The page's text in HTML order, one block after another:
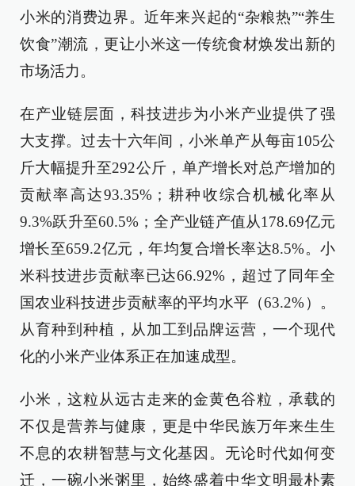
小米的消费边界。近年来兴起的“杂粮热”“养生
饮食”潮流，更让小米这一传统食材焕发出新的
市场活力。
在产业链层面，科技进步为小米产业提供了强
大支撑。过去十六年间，小米单产从每亩105公
斤大幅提升至292公斤，单产增长对总产增加的
贡献率高达93.35%；耕种收综合机械化率从
9.3%跃升至60.5%；全产业链产值从178.69亿元
增长至659.2亿元，年均复合增长率达8.5%。小
米科技进步贡献率已达66.92%，超过了同年全
国农业科技进步贡献率的平均水平（63.2%）。
从育种到种植，从加工到品牌运营，一个现代
化的小米产业体系正在加速成型。
小米，这粒从远古走来的金黄色谷粒，承载的
不仅是营养与健康，更是中华民族万年来生生
不息的农耕智慧与文化基因。无论时代如何变
迁，一碗小米粥里，始终盛着中华文明最朴素